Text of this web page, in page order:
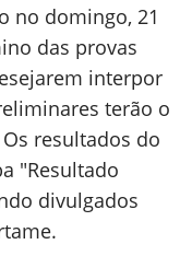
no domingo, 21
das provas
interpor
terão o
resultados do
"Resultado
divulgados